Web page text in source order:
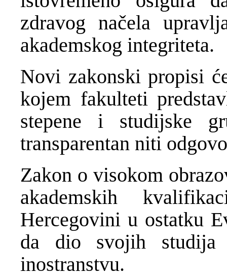
zdravog načela
akademskog integriteta.
Novi zakonski propisi
kojem fakulteti
stepene i studijske
transparentan niti
Zakon o visokom
akademskih
Hercegovini u ostatku
da dio svojih studija
inostranstvu.